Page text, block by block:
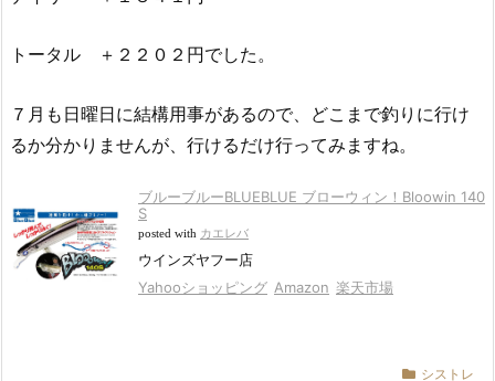
トータル ＋２２０２円でした。
７月も日曜日に結構用事があるので、どこまで釣りに行け
るか分かりませんが、行けるだけ行ってみますね。
ブルーブルーBLUEBLUE ブローウィン！Bloowin 140
S
posted with カエレバ
ウインズヤフー店
Yahooショッピング Amazon 楽天市場
シストレ